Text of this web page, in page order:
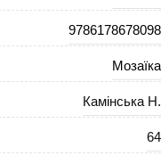
9786178678098
Мозаїка
Камінська Н.
64